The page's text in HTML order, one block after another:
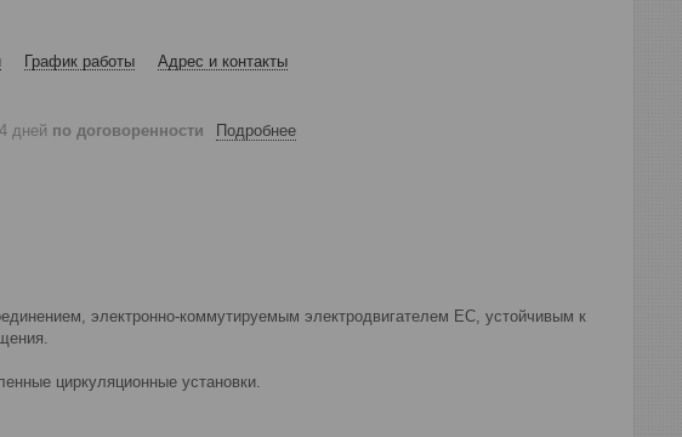
График работы Адрес и контакты
дней по договоренности Подробнее
электронно-коммутируемым электродвигателем EC, устойчивым к
циркуляционные установки.